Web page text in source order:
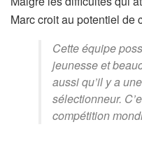
Marc croit au potentiel de
Cette équipe
jeunesse et
aussi qu’il y a
sélectionneur.
compétition